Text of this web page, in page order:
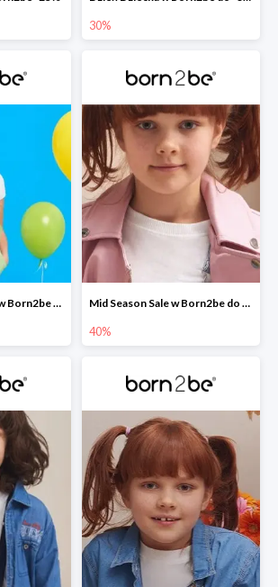
30%
Cała nowa kolekcja w Born2be -25% Mid Season Sale w Born2be do -40%
40%